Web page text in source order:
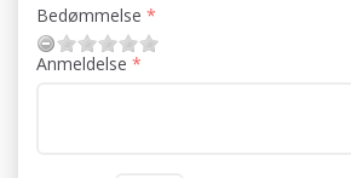
Bedømmelse
Anmeldelse